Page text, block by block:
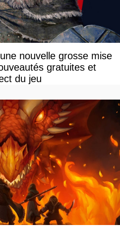
nouvelle grosse mise
gratuites et
du jeu